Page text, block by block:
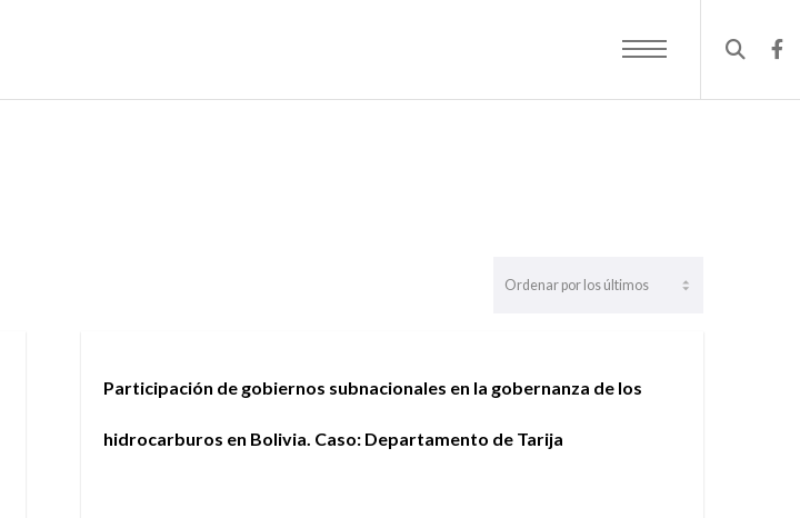
Participación de gobiernos subnacionales en la gobernanza de los
hidrocarburos en Bolivia. Caso: Departamento de Tarija